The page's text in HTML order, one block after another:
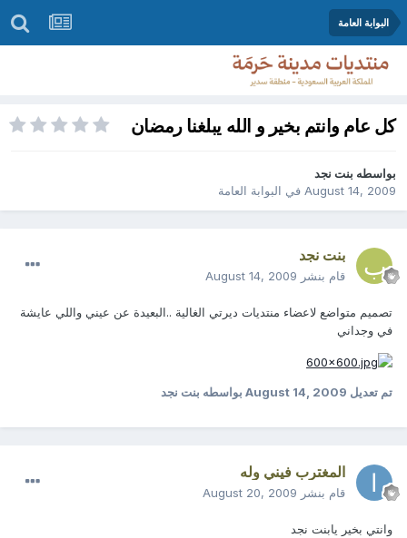
البوابة العامة
كل عام وانتم بخير و الله يبلغنا رمضان
بواسطه بنت نجد
August 14, 2009في البوابة العامة
بنت نجد
قام بنشر August 14, 2009
تصميم متواضع لاعضاء منتديات ديرتي الغالية ..البعيدة عن عيني واللي عايشة
في وجداني
تم تعديل August 14, 2009بواسطه بنت نجد
المغترب فيني وله
قام بنشر August 20, 2009
وانتي بخير يابنت نجد